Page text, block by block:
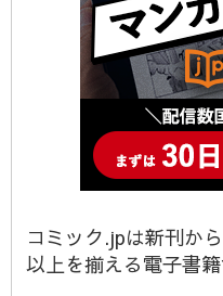
コミック.jpは新刊か
以上を揃える電子書籍